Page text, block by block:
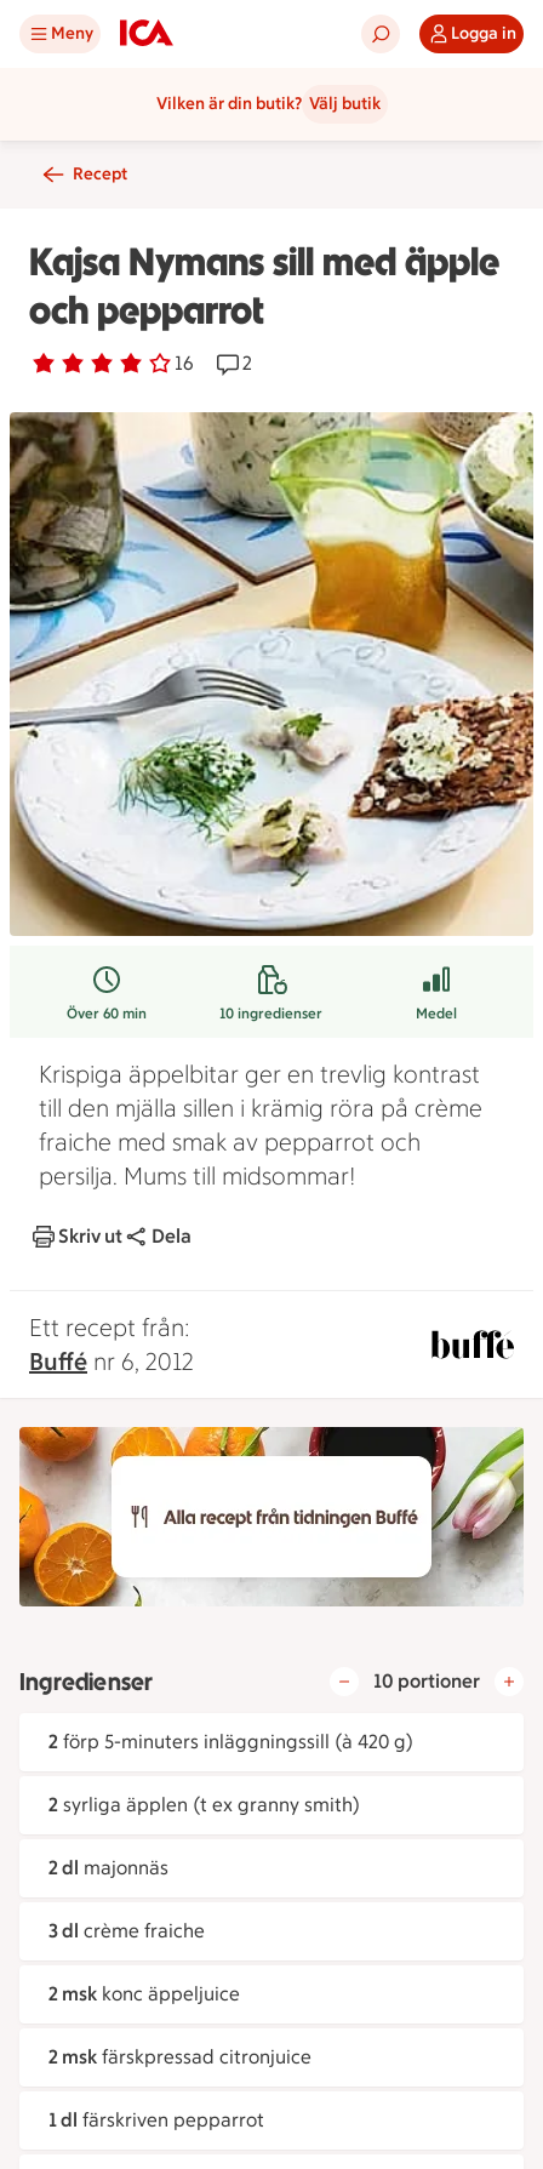
Meny Logga in
Vilken är din butik? Välj butik
Recept
Kajsa Nymans sill med äpple
och pepparrot
Betyg 3.9 av 5. 16
16 personer har röstatReceptet har 2 kommentarer
2
Över 60 min 10ingredienser Medel
Krispiga äppelbitar ger en trevlig kontrast
till den mjälla sillen i krämig röra på crème
fraiche med smak av pepparrot och
persilja. Mums till midsommar!
Skriv ut Dela
Ett recept från:
Buffé nr 6, 2012
Ingredienser 10 portioner
2 förp 5-minuters inläggningssill (à 420 g)
2 syrliga äpplen (t ex granny smith)
2 dl majonnäs
3 dl crème fraiche
2 msk konc äppeljuice
2 msk färskpressad citronjuice
1 dl färskriven pepparrot